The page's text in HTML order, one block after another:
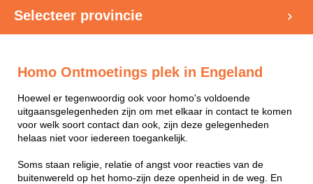
Selecteer provincie
Homo Ontmoetings plek in Engeland
Hoewel er tegenwoordig ook voor homo's voldoende
uitgaansgelegenheden zijn om met elkaar in contact te komen
voor welk soort contact dan ook, zijn deze gelegenheden
helaas niet voor iedereen toegankelijk.
Soms staan religie, relatie of angst voor reacties van de
buitenwereld op het homo-zijn deze openheid in de weg. En